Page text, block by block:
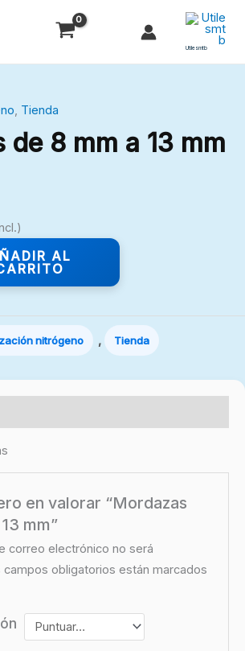
Utilesmtb
, Tienda
de 8 mm a 13 mm
AL
nitrógeno , Tienda
en valorar “Mordazas
mm”
correo electrónico no será
campos obligatorios están marcados